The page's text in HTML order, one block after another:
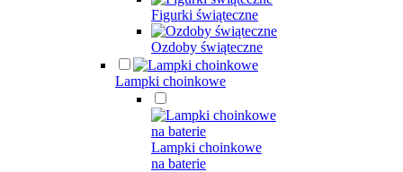
Figurki świąteczne
Ozdoby świąteczne
Lampki choinkowe
Lampki choinkowe
na baterie